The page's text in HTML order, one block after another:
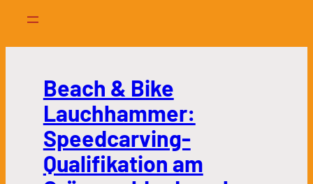
Beach & Bike
Lauchhammer:
Speedcarving-
Qualifikation am